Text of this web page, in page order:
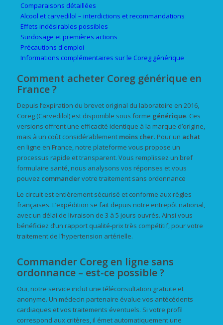
Comparaisons détaillées
Alcool et carvedilol – interdictions et recommandations
Effets indésirables possibles
Surdosage et premières actions
Précautions d'emploi
Informations complémentaires sur le Coreg générique
Comment acheter Coreg générique en
France ?
Depuis l’expiration du brevet original du laboratoire en 2016,
Coreg (Carvedilol) est disponible sous forme générique. Ces
versions offrent une efficacité identique à la marque d’origine,
mais à un coût considérablement moins cher. Pour un achat
en ligne en France, notre plateforme vous propose un
processus rapide et transparent. Vous remplissez un bref
formulaire santé, nous analysons vos réponses et vous
pouvez commandervotre traitement sans ordonnance
Le circuit est entièrement sécurisé et conforme aux règles
françaises. L’expédition se fait depuis notre entrepôt national,
avec un délai de livraison de 3 à 5 jours ouvrés. Ainsi vous
bénéficiez d’un rapport qualité-prix très compétitif, pour votre
traitement de l’hypertension artérielle.
Commander Coreg en ligne sans
ordonnance – est-ce possible ?
Oui, notre service inclut une téléconsultation gratuite et
anonyme. Un médecin partenaire évalue vos antécédents
cardiaques et vos traitements éventuels. Si votre profil
correspond aux critères, il émet automatiquement une